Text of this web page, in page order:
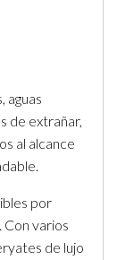
aguas
de extrañar,
al alcance
por
varios
de lujo